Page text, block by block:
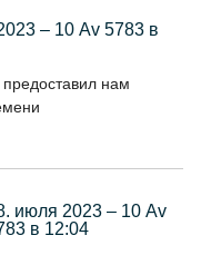
– 10 Av 5783 в
нам
июля 2023 – 10 Av
в 12:04